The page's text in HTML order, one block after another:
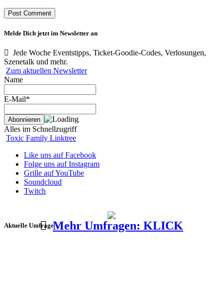
Melde Dich jetzt im Newsletter an
Jede Woche Eventstipps, Ticket-Goodie-Codes, Verlosungen,
Szenetalk und mehr.
Zum aktuellen Newsletter
Name
E-Mail*
Alles im Schnellzugriff
Toxic Family Linktree
Like uns auf Facebook
Folge uns auf Instagram
Grille auf YouTube
Soundcloud
Twitch
Aktuelle UmfrageMehr Umfragen: KLICK